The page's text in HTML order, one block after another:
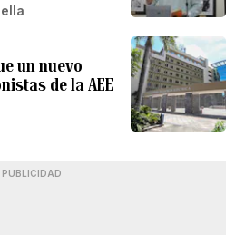
un nuevo
de la AEE
PUBLICIDAD